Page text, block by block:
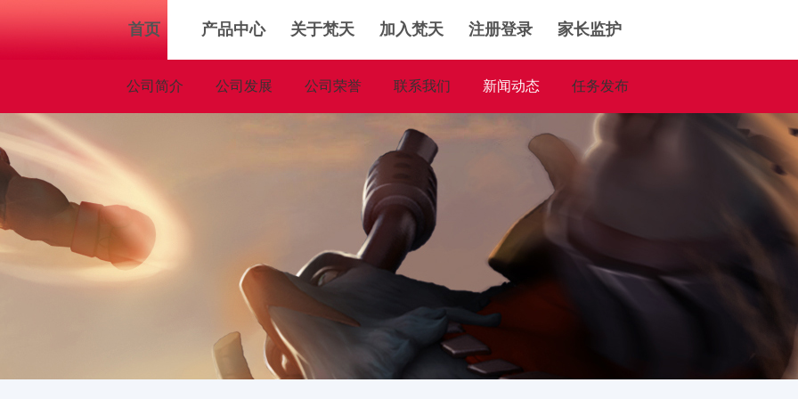
首页 产品中心 关于梵天 加入梵天 注册登录 家长监护
公司简介 公司发展 公司荣誉 联系我们 新闻动态 任务发布